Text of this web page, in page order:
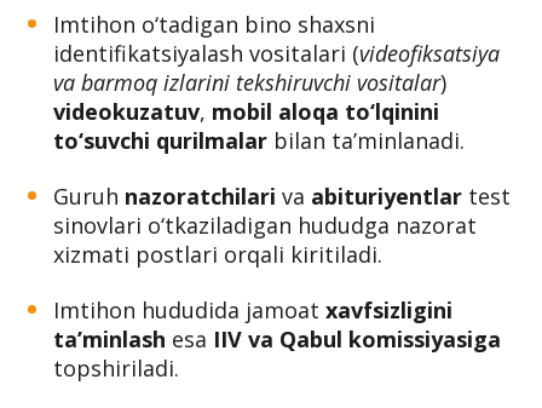
Imtihon o‘tadigan bino shaxsni
identifikatsiyalash vositalari (videofiksatsiya
va barmoq izlarini tekshiruvchi vositalar)
videokuzatuv, mobil aloqa to‘lqinini
to‘suvchi qurilmalar bilan ta’minlanadi.
Guruh nazoratchilari va abituriyentlar test
sinovlari o‘tkaziladigan hududga nazorat
xizmati postlari orqali kiritiladi.
Imtihon hududida jamoat xavfsizligini
ta’minlash esa IIV va Qabul komissiyasiga
topshiriladi.